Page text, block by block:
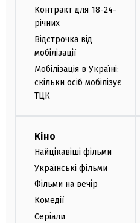
Контракт для 18-24-
річних
Відстрочка від
мобілізації
Мобілізація в Україні:
скільки осіб мобілізує
ТЦК
Кіно
Найцікавіші фільми
Українські фільми
Фільми на вечір
Комедії
Серіали